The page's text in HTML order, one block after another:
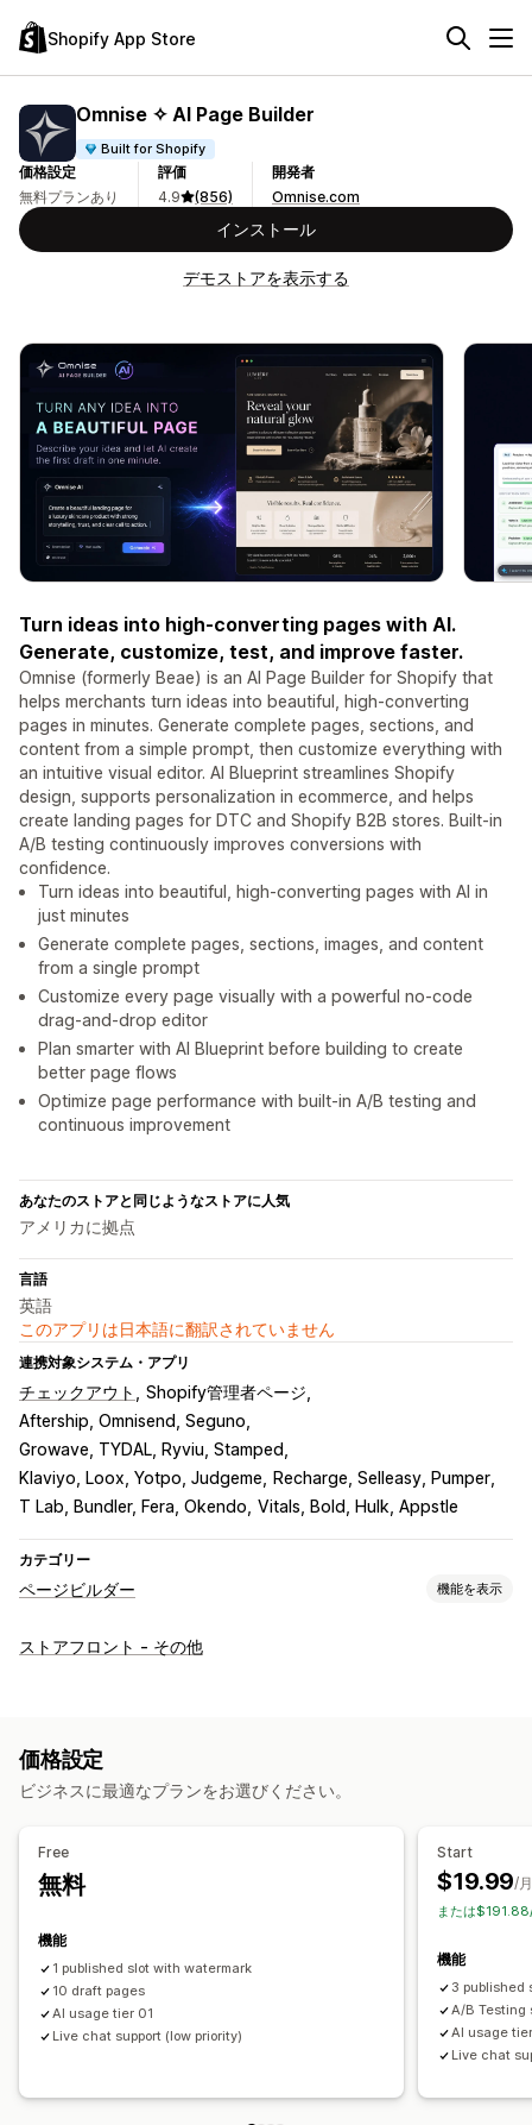
Shopify App Store
Omnise ✧ AI Page Builder
Built for Shopify
価格設定
無料プランあり
評価
4.9
(856)
開発者
Omnise.com
インストール
デモストアを表示する
Turn ideas into high-converting pages with AI.
Generate, customize, test, and improve faster.
Omnise (formerly Beae) is an AI Page Builder for Shopify that
helps merchants turn ideas into beautiful, high-converting
pages in minutes. Generate complete pages, sections, and
content from a simple prompt, then customize everything with
an intuitive visual editor. AI Blueprint streamlines Shopify
design, supports personalization in ecommerce, and helps
create landing pages for DTC and Shopify B2B stores. Built-in
A/B testing continuously improves conversions with
confidence.
Turn ideas into beautiful, high-converting pages with AI in
just minutes
Generate complete pages, sections, images, and content
from a single prompt
Customize every page visually with a powerful no-code
drag-and-drop editor
Plan smarter with AI Blueprint before building to create
better page flows
Optimize page performance with built-in A/B testing and
continuous improvement
あなたのストアと同じようなストアに人気
アメリカに拠点
言語
英語
このアプリは日本語に翻訳されていません
連携対象システム・アプリ
チェックアウト
Shopify管理者ページ
Aftership, Omnisend, Seguno
Growave, TYDAL, Ryviu, Stamped
Klaviyo, Loox, Yotpo, Judgeme
Recharge, Selleasy, Pumper
T Lab, Bundler, Fera, Okendo Vitals, Bold, Hulk, Appstle
カテゴリー
ページビルダー 機能を表示
ページの種類
クイックビュー
プレスページ 採用情報ページ 法的事項ページ
テーマセクション
編集ツール
ページの保存 ページの下書き
グローバルセクション
カスタムフォント
カスタムコード スニペット 翻訳 AI生成 SEO
レポート
ストアフロント - その他
価格設定
ビジネスに最適なプランをお選びください。
Free
無料
機能
1 published slot with watermark
10 draft pages
AI usage tier 01
Live chat support (low priority)
Start
$19.99/
または
機能
3 published
A/B
AI usage
Live chat